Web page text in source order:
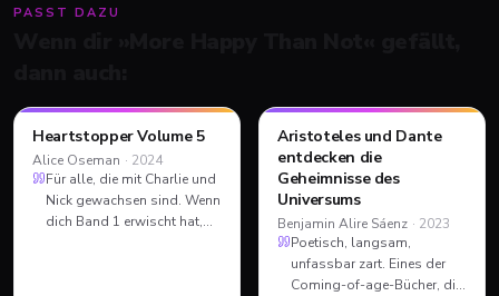
PASST DAZU
COMIC
PFLICHT-TIPP
Heartstopper Volume 5
Alice Oseman · 2024
Für alle, die mit Charlie und
Nick gewachsen sind. Wenn
dich Band 1 erwischt hat,
ROMAN
PFLICHT-TIPP
Aristoteles und Dante
entdecken die
Geheimnisse des
Universums
Benjamin Alire Sáenz · 2023
Poetisch, langsam,
unfassbar zart. Eines der
Coming-of-age-Bücher, die